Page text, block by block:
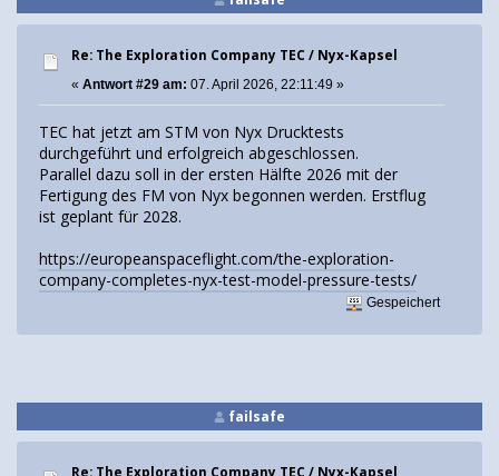
Re: The Exploration Company TEC / Nyx-Kapsel
« Antwort #29 am: 07. April 2026, 22:11:49 »
TEC hat jetzt am STM von Nyx Drucktests
durchgeführt und erfolgreich abgeschlossen.
Parallel dazu soll in der ersten Hälfte 2026 mit der
Fertigung des FM von Nyx begonnen werden. Erstflug
ist geplant für 2028.
https://europeanspaceflight.com/the-exploration-
company-completes-nyx-test-model-pressure-tests/
Gespeichert
failsafe
Re: The Exploration Company TEC / Nyx-Kapsel